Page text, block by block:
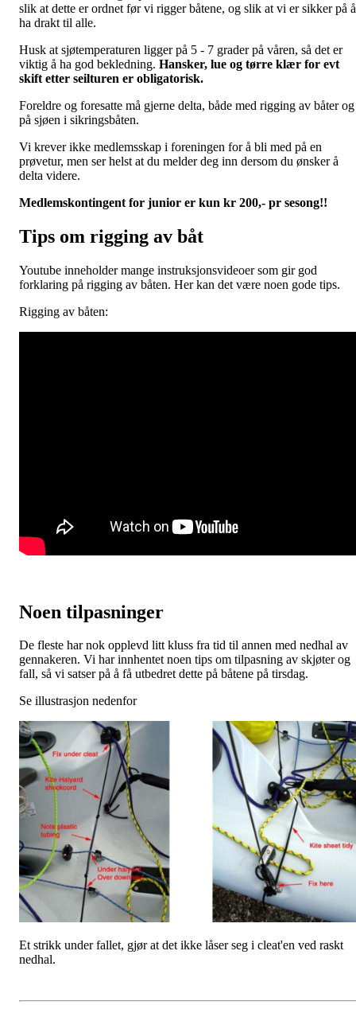
slik at dette er ordnet før vi rigger båtene, og slik at vi er sikker på å
ha drakt til alle.
Husk at sjøtemperaturen ligger på 5 - 7 grader på våren, så det er
viktig å ha god bekledning. Hansker, lue og tørre klær for evt
skift etter seilturen er obligatorisk.
Foreldre og foresatte må gjerne delta, både med rigging av båter og
på sjøen i sikringsbåten.
Vi krever ikke medlemsskap i foreningen for å bli med på en
prøvetur, men ser helst at du melder deg inn dersom du ønsker å
delta videre.
Medlemskontingent for junior er kun kr 200,- pr sesong!!
Tips om rigging av båt
Youtube inneholder mange instruksjonsvideoer som gir god
forklaring på rigging av båten. Her kan det være noen gode tips.
Rigging av båten:
Noen tilpasninger
De fleste har nok opplevd litt kluss fra tid til annen med nedhal av
gennakeren. Vi har innhentet noen tips om tilpasning av skjøter og
fall, så vi satser på å få utbedret dette på båtene på tirsdag.
Se illustrasjon nedenfor
Et strikk under fallet, gjør at det ikke låser seg i cleat'en ved raskt
nedhal.